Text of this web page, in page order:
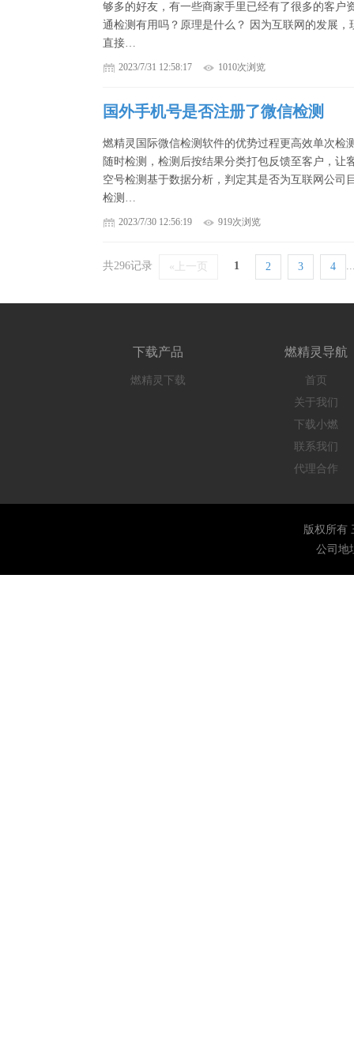
够多的好友，有一些商家手里已经有了很多的客户
通检测有用吗？原理是什么？ 因为互联网的发展
直接…
2023/7/31 12:58:17 1010次浏览
国外手机号是否注册了微信检测
燃精灵国际微信检测软件的优势过程更高效单次检
随时检测，检测后按结果分类打包反馈至客户，让
空号检测基于数据分析，判定其是否为互联网公司
检测…
2023/7/30 12:56:19 919次浏览
共296记录 «上一页 1 2 3 4
下载产品
燃精灵下载
燃精灵导航
首页
关于我们
下载小燃
联系我们
代理合作
版权所有
公司地